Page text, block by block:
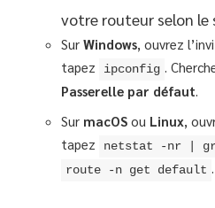
votre routeur selon le
Sur Windows, ouvrez
tapez
ipconfig .
Passerelle par défaut.
Sur macOS ou Linux,
tapez
netstat -nr |
route -n get default .